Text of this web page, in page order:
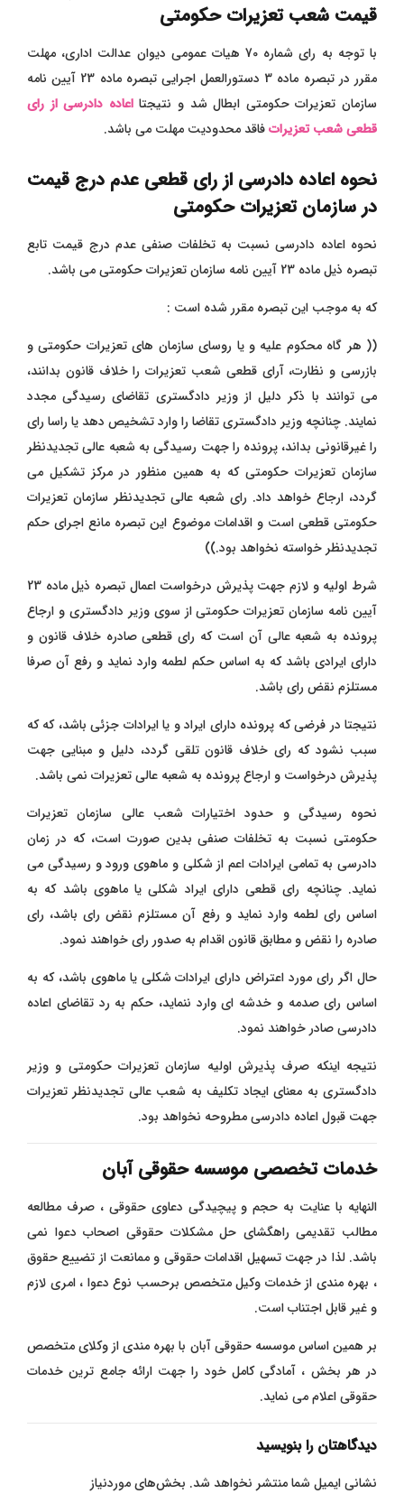
قیمت شعب تعزیرات حکومتی
با توجه به رای شماره 70 هیات عمومی دیوان عدالت اداری، مهلت
مقرر در تبصره ماده 3 دستورالعمل اجرایی تبصره ماده 23 آیین نامه
سازمان تعزیرات حکومتی ابطال شد و نتیجتااعاده دادرسی از رای
قطعی شعب تعزیراتفاقد محدودیت مهلت می باشد.
نحوه اعاده دادرسی از رای قطعی عدم درج قیمت
در سازمان تعزیرات حکومتی
نحوه اعاده دادرسی نسبت به تخلفات صنفی عدم درج قیمت تابع
تبصره ذیل ماده 23 آیین نامه سازمان تعزیرات حکومتی می باشد.
که به موجب این تبصره مقرر شده است :
(( هر گاه محکوم علیه و یا روسای سازمان های تعزیرات حکومتی و
بازرسی و نظارت، آرای قطعی شعب تعزیرات را خلاف قانون بدانند،
می توانند با ذکر دلیل از وزیر دادگستری تقاضای رسیدگی مجدد
نمایند. چنانچه وزیر دادگستری تقاضا را وارد تشخیص دهد یا راسا رای
را غیرقانونی بداند، پرونده را جهت رسیدگی به شعبه عالی تجدیدنظر
سازمان تعزیرات حکومتی که به همین منظور در مرکز تشکیل می
گردد، ارجاع خواهد داد. رای شعبه عالی تجدیدنظر سازمان تعزیرات
حکومتی قطعی است و اقدامات موضوع این تبصره مانع اجرای حکم
تجدیدنظر خواسته نخواهد بود.))
شرط اولیه و لازم جهت پذیرش درخواست اعمال تبصره ذیل ماده 23
آیین نامه سازمان تعزیرات حکومتی از سوی وزیر دادگستری و ارجاع
پرونده به شعبه عالی آن است که رای قطعی صادره خلاف قانون و
دارای ایرادی باشد که به اساس حکم لطمه وارد نماید و رفع آن صرفا
مستلزم نقض رای باشد.
نتیجتا در فرضی که پرونده دارای ایراد و یا ایرادات جزئی باشد، که که
سبب نشود که رای خلاف قانون تلقی گردد، دلیل و مبنایی جهت
پذیرش درخواست و ارجاع پرونده به شعبه عالی تعزیرات نمی باشد.
نحوه رسیدگی و حدود اختیارات شعب عالی سازمان تعزیرات
حکومتی نسبت به تخلفات صنفی بدین صورت است، که در زمان
دادرسی به تمامی ایرادات اعم از شکلی و ماهوی ورود و رسیدگی می
نماید. چنانچه رای قطعی دارای ایراد شکلی یا ماهوی باشد که به
اساس رای لطمه وارد نماید و رفع آن مستلزم نقض رای باشد، رای
صادره را نقض و مطابق قانون اقدام به صدور رای خواهند نمود.
حال اگر رای مورد اعتراض دارای ایرادات شکلی یا ماهوی باشد، که به
اساس رای صدمه و خدشه ای وارد ننماید، حکم به رد تقاضای اعاده
دادرسی صادر خواهند نمود.
نتیجه اینکه صرف پذیرش اولیه سازمان تعزیرات حکومتی و وزیر
دادگستری به معنای ایجاد تکلیف به شعب عالی تجدیدنظر تعزیرات
جهت قبول اعاده دادرسی مطروحه نخواهد بود.
خدمات تخصصی موسسه حقوقی آبان
النهایه با عنایت به حجم و پیچیدگی دعاوی حقوقی ، صرف مطالعه
مطالب تقدیمی راهگشای حل مشکلات حقوقی اصحاب دعوا نمی
باشد. لذا در جهت تسهیل اقدامات حقوقی و ممانعت از تضییع حقوق
، بهره مندی از خدمات وکیل متخصص برحسب نوع دعوا ، امری لازم
و غیر قابل اجتناب است.
بر همین اساس موسسه حقوقی آبان با بهره مندی از وکلای متخصص
در هر بخش ، آمادگی کامل خود را جهت ارائه جامع ترین خدمات
حقوقی اعلام می نماید.
دیدگاهتان را بنویسید
نشانی ایمیل شما منتشر نخواهد شد. بخش‌های موردنیاز